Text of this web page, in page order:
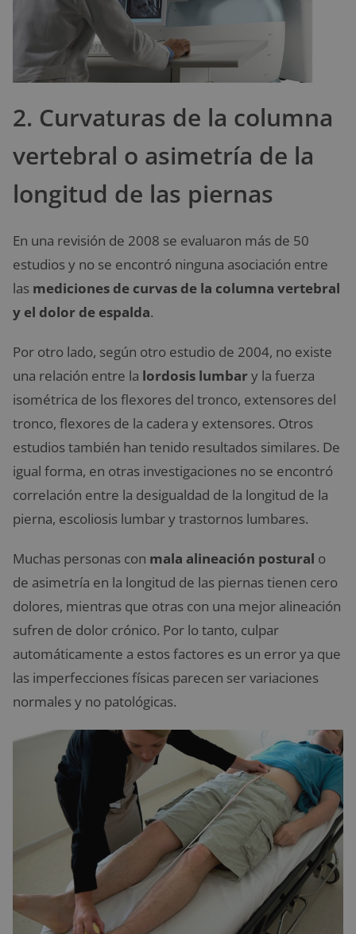
2. Curvaturas de la columna
vertebral o asimetría de la
longitud de las piernas
En una revisión de 2008 se evaluaron más de 50
estudios y no se encontró ninguna asociación entre
las mediciones de curvas de la columna vertebral
y el dolor de espalda.
Por otro lado, según otro estudio de 2004, no existe
una relación entre la lordosis lumbary la fuerza
isométrica de los flexores del tronco, extensores del
tronco, flexores de la cadera y extensores. Otros
estudios también han tenido resultados similares. De
igual forma, en otras investigaciones no se encontró
correlación entre la desigualdad de la longitud de la
pierna, escoliosis lumbar y trastornos lumbares.
Muchas personas con mala alineación postural o
de asimetría en la longitud de las piernas tienen cero
dolores, mientras que otras con una mejor alineación
sufren de dolor crónico. Por lo tanto, culpar
automáticamente a estos factores es un error ya que
las imperfecciones físicas parecen ser variaciones
normales y no patológicas.